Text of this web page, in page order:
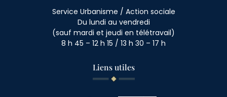
Service Urbanisme / Action sociale
Du lundi au vendredi
(sauf mardi et jeudi en télétravail)
8 h 45 – 12 h 15 / 13 h 30 – 17 h
Liens utiles